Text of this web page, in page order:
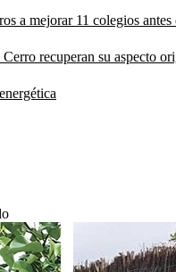
a mejorar 11 colegios
recuperan su aspecto